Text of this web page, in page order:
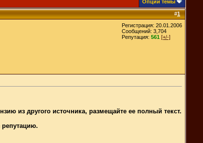
Опции темы
#1
Регистрация: 20.01.2006
Сообщений: 3,704
Репутация: 561 [+/-]
из другого источника, размещайте ее полный текст.